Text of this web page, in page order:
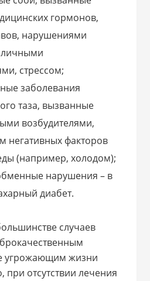
гормонов,
нарушениями
стрессом;
заболевания
таза, вызванные
возбудителями,
негативных факторов
(например, холодом);
нарушения – в
диабет.
случаев
угрожающим жизни
отсутствии лечения